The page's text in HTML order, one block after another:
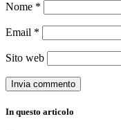
Nome *
Email *
Sito web
In questo articolo